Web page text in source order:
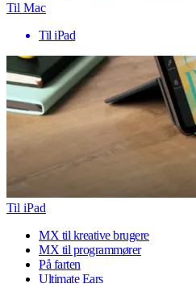
Til Mac
Til iPad
Til iPad
MX til kreative brugere
MX til programmører
På farten
Ultimate Ears